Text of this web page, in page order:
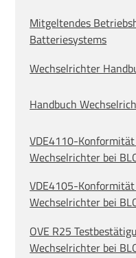
Mitgeltendes
Batteriesystems
Wechselrichter
Handbuch
VDE4110-
Wechselrichter bei
VDE4105-
Wechselrichter bei
OVE R25
Wechselrichter bei